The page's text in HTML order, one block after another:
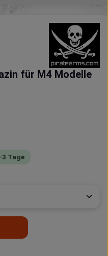
für M4 Modelle
Tage
Wert ein